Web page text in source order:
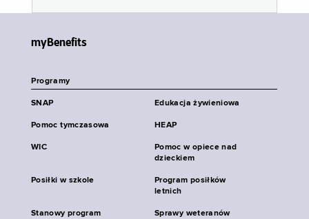
myBenefits
Programy
SNAP Edukacja żywieniowa
Pomoc tymczasowa HEAP
WIC
Pomoc w opiece nad
dzieckiem
Posiłki w szkole
Program posiłków
letnich
Stanowy program
Sprawy weteranów